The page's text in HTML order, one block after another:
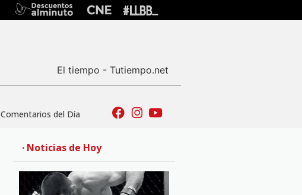
El tiempo - Tutiempo.net
Comentarios del Día
· Noticias de Hoy